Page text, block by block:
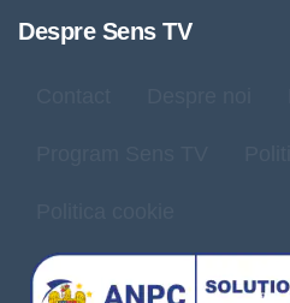
Despre Sens TV